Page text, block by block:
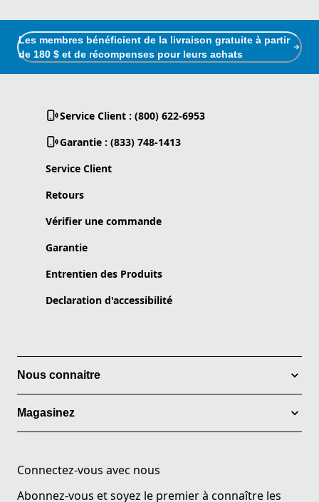
Les membres bénéficient de la livraison gratuite à partir
de 180 $ et de récompenses pour leurs achats
Service Client : (800) 622-6953
Garantie : (833) 748-1413
Service Client
Retours
Vérifier une commande
Garantie
Entrentien des Produits
Declaration d'accessibilité
Nous connaitre
Magasinez
Connectez-vous avec nous
Abonnez-vous et soyez le premier à connaître les